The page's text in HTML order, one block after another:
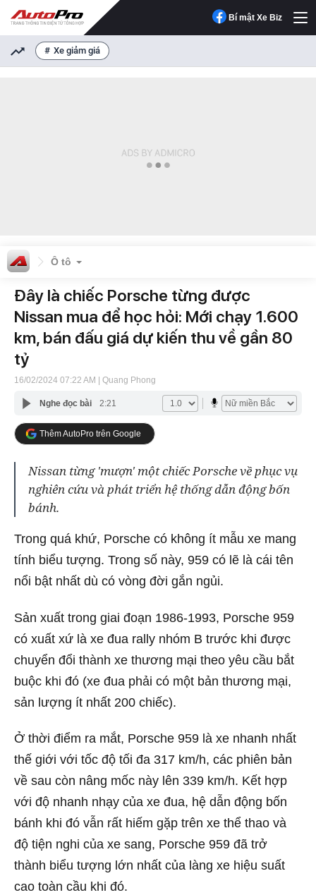
Bí mật Xe Biz
Xe giảm giá
Ô tô
Đây là chiếc Porsche từng được
Nissan mua để học hỏi: Mới chạy 1.600
km, bán đấu giá dự kiến thu về gần 80
tỷ
16/02/2024 07:22 AM | Quang Phong
Nghe đọc bài 2:21
Thêm AutoPro trên Google
Nissan từng 'mượn' một chiếc Porsche về phục vụ
nghiên cứu và phát triển hệ thống dẫn động bốn
bánh.
Trong quá khứ, Porsche có không ít mẫu xe mang
tính biểu tượng. Trong số này, 959 có lẽ là cái tên
nổi bật nhất dù có vòng đời gắn ngủi.
Sản xuất trong giai đoạn 1986-1993, Porsche 959
có xuất xứ là xe đua rally nhóm B trước khi được
chuyển đổi thành xe thương mại theo yêu cầu bắt
buộc khi đó (xe đua phải có một bản thương mại,
sản lượng ít nhất 200 chiếc).
Ở thời điểm ra mắt, Porsche 959 là xe nhanh nhất
thế giới với tốc độ tối đa 317 km/h, các phiên bản
về sau còn nâng mốc này lên 339 km/h. Kết hợp
với độ nhanh nhạy của xe đua, hệ dẫn động bốn
bánh khi đó vẫn rất hiếm gặp trên xe thể thao và
độ tiện nghi của xe sang, Porsche 959 đã trở
thành biểu tượng lớn nhất của làng xe hiệu suất
cao toàn cầu khi đó.